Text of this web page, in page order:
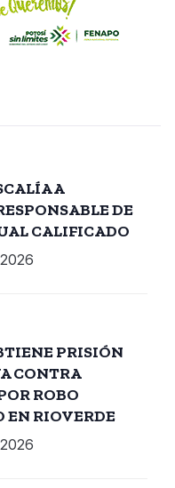
A
DE
CALIFICADO
PRISIÓN
CONTRA
ROBO
EN RIOVERDE